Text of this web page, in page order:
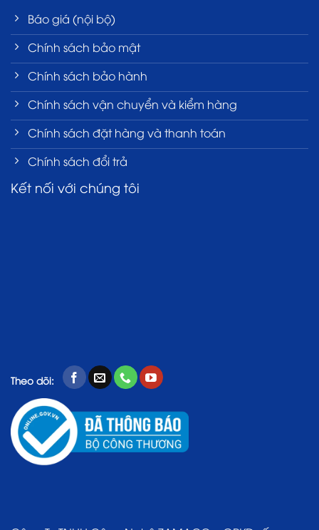
Báo giá (nội bộ)
Chính sách bảo mật
Chính sách bảo hành
Chính sách vận chuyển và kiểm hàng
Chính sách đặt hàng và thanh toán
Chính sách đổi trả
Kết nối với chúng tôi
Theo dõi: